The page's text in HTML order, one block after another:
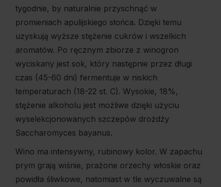
tygodnie, by naturalnie przyschnąć w
promieniach apulijskiego słońca. Dzięki temu
uzyskują wyższe stężenie cukrów i wszelkich
aromatów. Po ręcznym zbiorze z winogron
wyciskany jest sok, który następnie przez długi
czas (45-60 dni) fermentuje w niskich
temperaturach (18-22 st. C). Wysokie, 18%,
stężenie alkoholu jest możliwe dzięki użyciu
wyselekcjonowanych szczepów drożdży
Saccharomyces bayanus.
Wino ma intensywny, rubinowy kolor. W zapachu
prym grają wiśnie, prażone orzechy włoskie oraz
powidła śliwkowe, natomiast w tle wyczuwalne są